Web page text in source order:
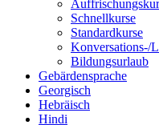
Schnellkurse
Standardkurse
Konversations-/
Bildungsurlaub
Gebärdensprache
Georgisch
Hebräisch
Hindi